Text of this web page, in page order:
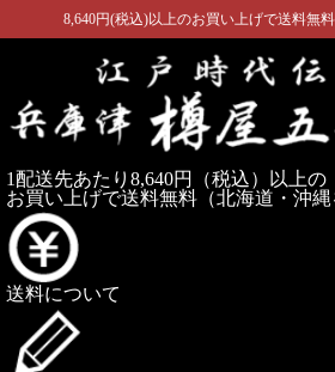
8,640円(税込)以上のお買い上げで送料無
1配送先あたり8,640円（税込）以上の
お買い上げで送料無料 （北海道・沖縄
送料について